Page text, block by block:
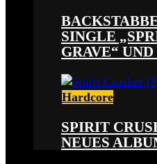
SINGLE
GRAVE“
Hardcore
SPIRIT
NEUES